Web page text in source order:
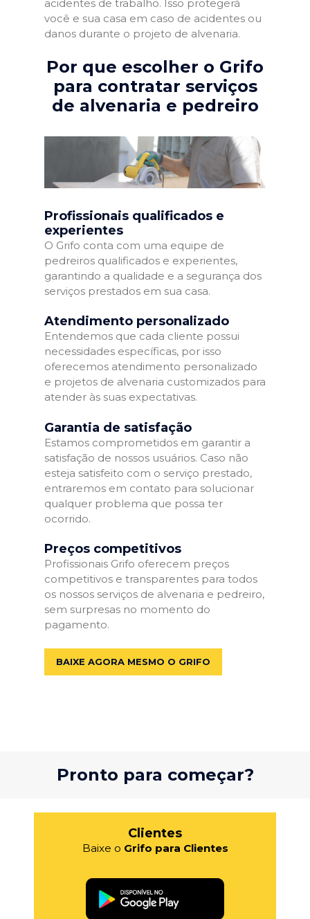
acidentes de trabalho. Isso protegerá
você e sua casa em caso de acidentes ou
danos durante o projeto de alvenaria.
Por que escolher o Grifo
para contratar serviços
de alvenaria e pedreiro
Profissionais qualificados e
experientes
O Grifo conta com uma equipe de
pedreiros qualificados e experientes,
garantindo a qualidade e a segurança dos
serviços prestados em sua casa.
Atendimento personalizado
Entendemos que cada cliente possui
necessidades específicas, por isso
oferecemos atendimento personalizado
e projetos de alvenaria customizados para
atender às suas expectativas.
Garantia de satisfação
Estamos comprometidos em garantir a
satisfação de nossos usuários. Caso não
esteja satisfeito com o serviço prestado,
entraremos em contato para solucionar
qualquer problema que possa ter
ocorrido.
Preços competitivos
Profissionais Grifo oferecem preços
competitivos e transparentes para todos
os nossos serviços de alvenaria e pedreiro,
sem surpresas no momento do
pagamento.
BAIXE AGORA MESMO O GRIFO
Pronto para começar?
Clientes
Baixe o Grifo para Clientes